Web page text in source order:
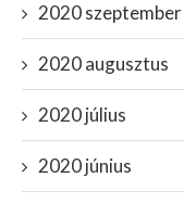
2020 szeptember
2020 augusztus
2020 július
2020 június